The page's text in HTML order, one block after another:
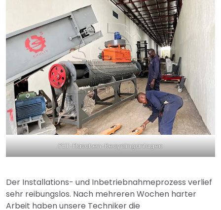
PET-Flaschen-Recyclinganlagen
Der Installations- und Inbetriebnahmeprozess verlief
sehr reibungslos. Nach mehreren Wochen harter
Arbeit haben unsere Techniker die